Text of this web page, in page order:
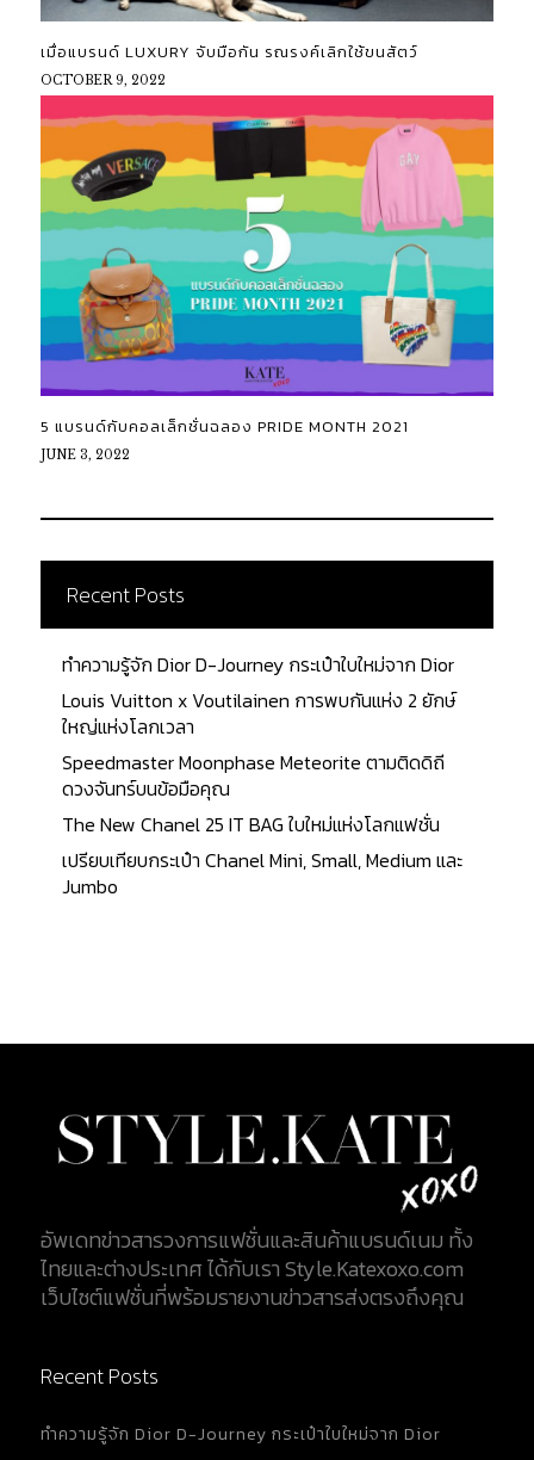
เมื่อแบรนด์ LUXURY จับมือกัน รณรงค์เลิกใช้ขนสัตว์
OCTOBER 9, 2022
5 แบรนด์กับคอลเล็กชั่นฉลอง PRIDE MONTH 2021
JUNE 3, 2022
Recent Posts
ทำความรู้จัก Dior D-Journey กระเป๋าใบใหม่จาก Dior
Louis Vuitton x Voutilainen การพบกันแห่ง 2 ยักษ์
ใหญ่แห่งโลกเวลา
Speedmaster Moonphase Meteorite ตามติดดิถี
ดวงจันทร์บนข้อมือคุณ
The New Chanel 25 IT BAG ใบใหม่แห่งโลกแฟชั่น
เปรียบเทียบกระเป๋า Chanel Mini, Small, Medium และ
Jumbo
อัพเดทข่าวสารวงการแฟชั่นและสินค้าแบรนด์เนม ทั้ง
ไทยและต่างประเทศ ได้กับเรา Style.Katexoxo.com
เว็บไซต์แฟชั่นที่พร้อมรายงานข่าวสารส่งตรงถึงคุณ
Recent Posts
ทำความรู้จัก Dior D-Journey กระเป๋าใบใหม่จาก Dior